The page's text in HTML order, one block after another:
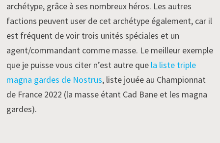
archétype, grâce à ses nombreux héros. Les autres
factions peuvent user de cet archétype également, car il
est fréquent de voir trois unités spéciales et un
agent/commandant comme masse. Le meilleur exemple
que je puisse vous citer n’est autre que la liste triple
magna gardes de Nostrus, liste jouée au Championnat
de France 2022 (la masse étant Cad Bane et les magna
gardes).